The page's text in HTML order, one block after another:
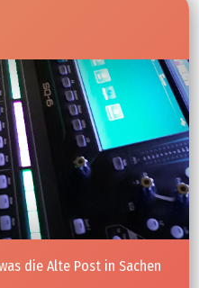
die Alte Post in Sachen